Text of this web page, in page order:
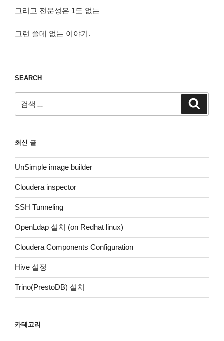
그리고 전문성은 1도 없는
그런 쓸데 없는 이야기.
SEARCH
색:
최신 글
UnSimple image builder
Cloudera inspector
SSH Tunneling
OpenLdap 설치 (on Redhat linux)
Cloudera Components Configuration
Hive 설정
Trino(PrestoDB) 설치
카테고리